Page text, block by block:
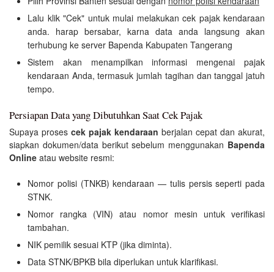
Lalu klik "Cek" untuk mulai melakukan cek pajak kendaraan
anda. harap bersabar, karna data anda langsung akan
terhubung ke server Bapenda Kabupaten Tangerang
Sistem akan menampilkan informasi mengenai pajak
kendaraan Anda, termasuk jumlah tagihan dan tanggal jatuh
tempo.
Persiapan Data yang Dibutuhkan Saat Cek Pajak
Supaya proses cek pajak kendaraan berjalan cepat dan akurat,
siapkan dokumen/data berikut sebelum menggunakan Bapenda
Online atau website resmi:
Nomor polisi (TNKB) kendaraan — tulis persis seperti pada
STNK.
Nomor rangka (VIN) atau nomor mesin untuk verifikasi
tambahan.
NIK pemilik sesuai KTP (jika diminta).
Data STNK/BPKB bila diperlukan untuk klarifikasi.